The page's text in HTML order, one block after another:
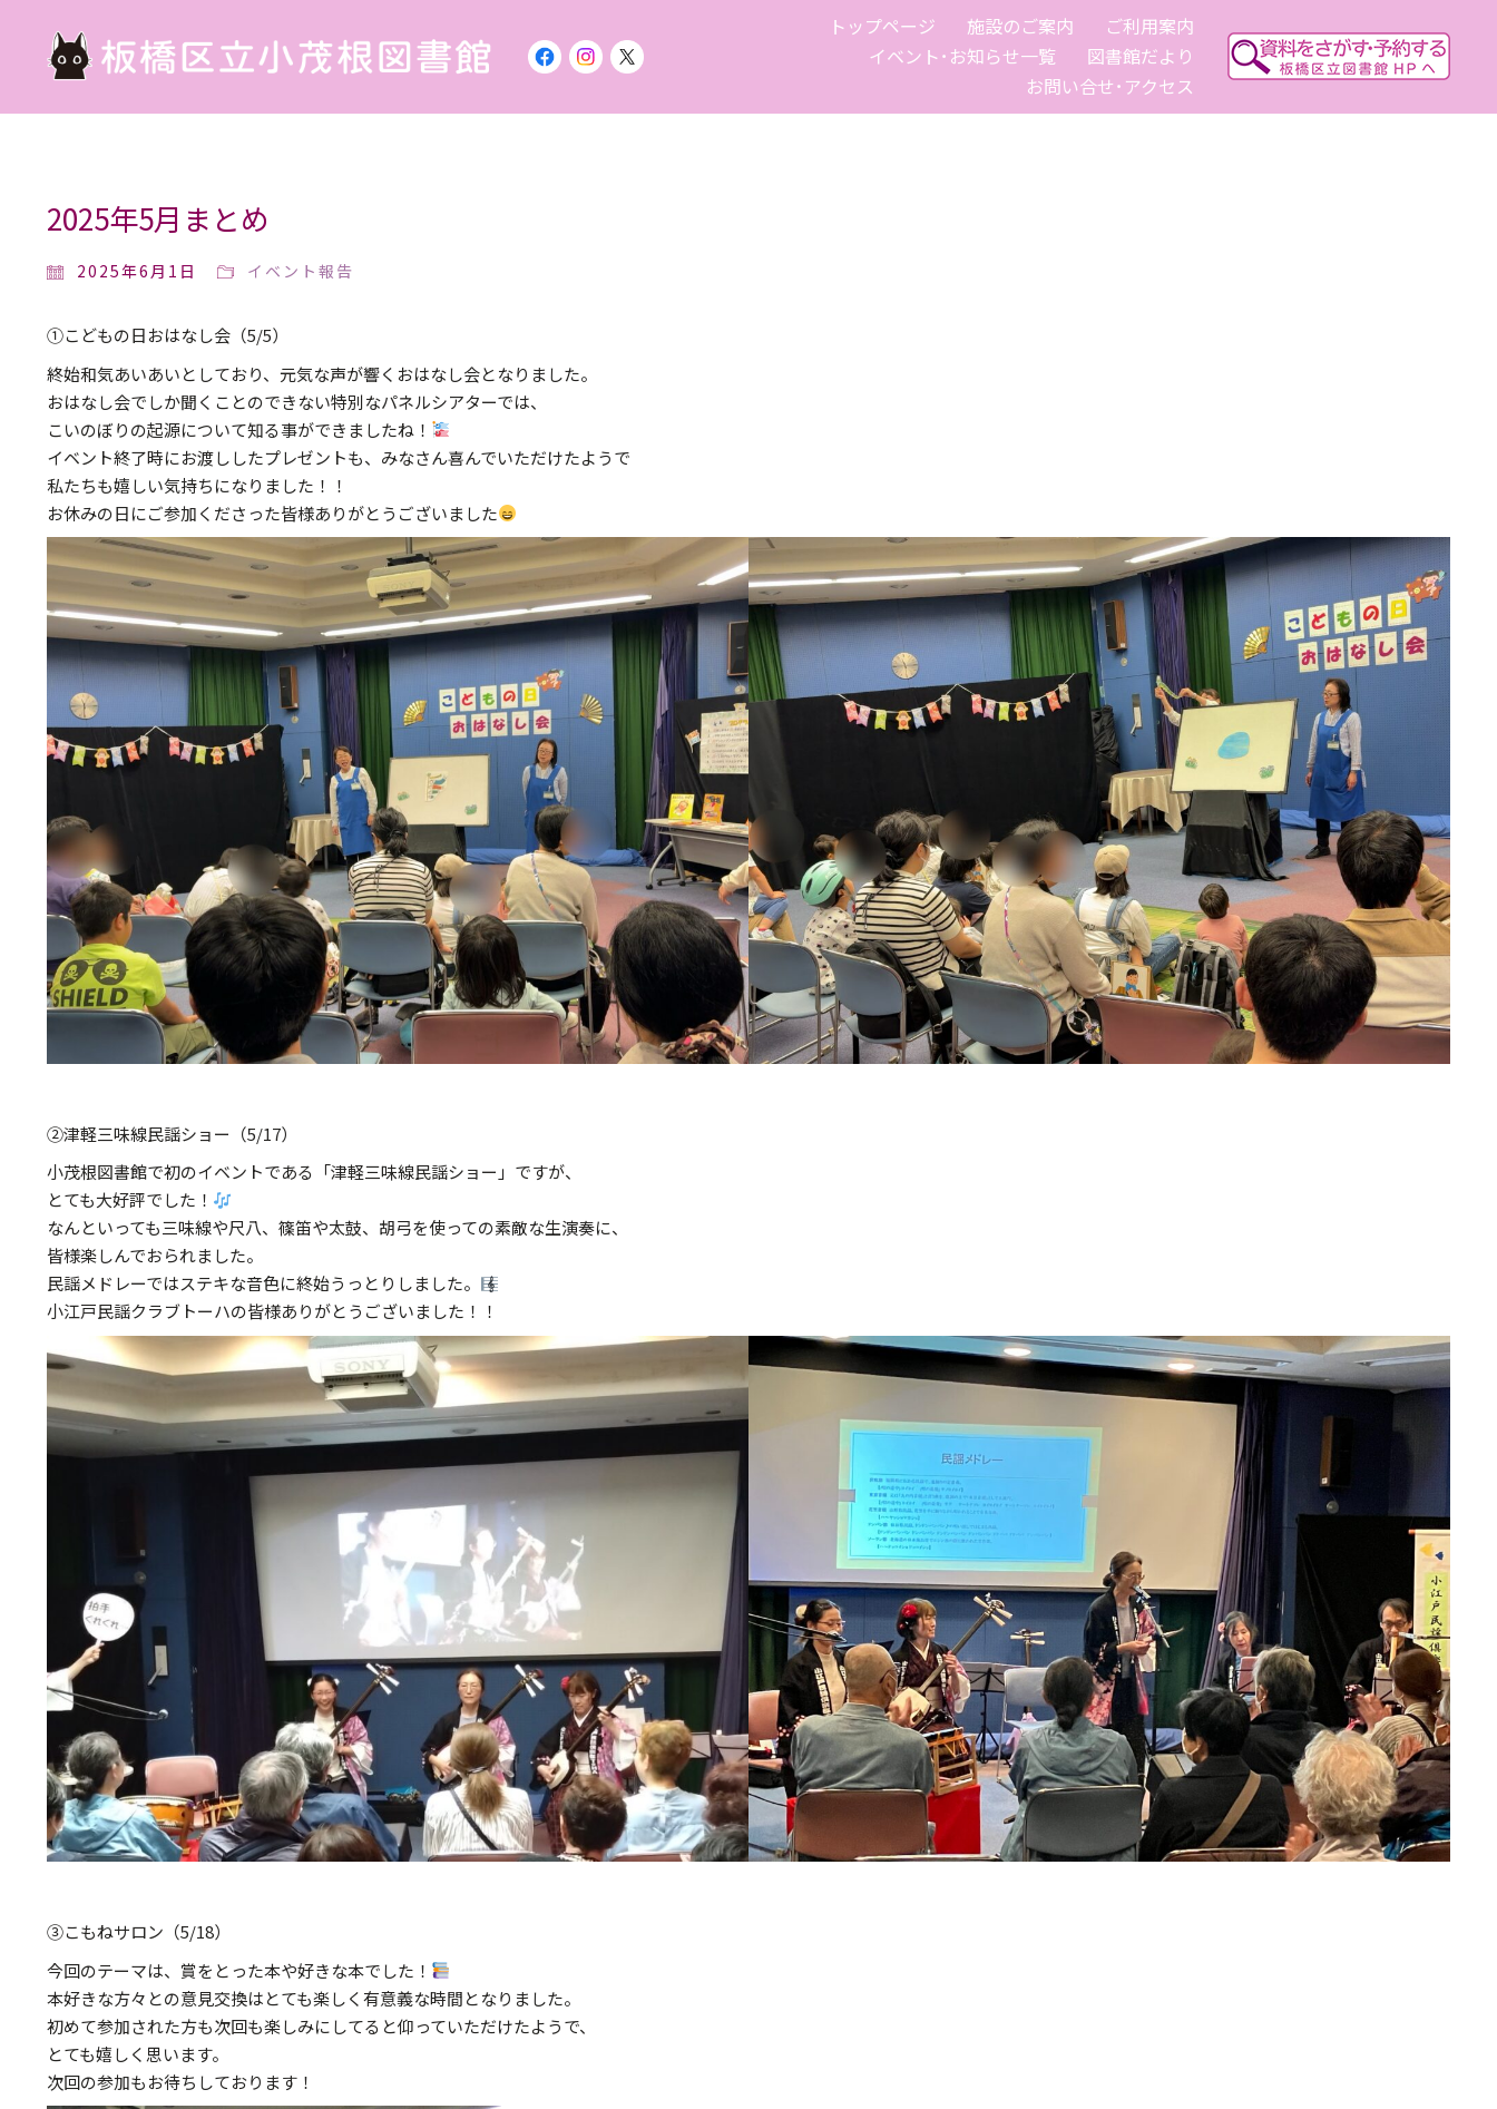
トップページ 施設のご案内
ご利用案内
イベント･お知らせ一覧
図書館だより
お問い合せ･アクセス
2025年5月まとめ
2025年6月1日 イベント報告
①こどもの日おはなし会（5/5）
終始和気あいあいとしており、元気な声が響くおはなし会となりました。
おはなし会でしか聞くことのできない特別なパネルシアターでは、
こいのぼりの起源について知る事ができましたね！
イベント終了時にお渡ししたプレゼントも、みなさん喜んでいただけたようで
私たちも嬉しい気持ちになりました！！
お休みの日にご参加くださった皆様ありがとうございました
②津軽三味線民謡ショー（5/17）
小茂根図書館で初のイベントである「津軽三味線民謡ショー」ですが、
とても大好評でした！
なんといっても三味線や尺八、篠笛や太鼓、胡弓を使っての素敵な生演奏に、
皆様楽しんでおられました。
民謡メドレーではステキな音色に終始うっとりしました。
小江戸民謡クラブトーハの皆様ありがとうございました！！
③こもねサロン（5/18）
今回のテーマは、賞をとった本や好きな本でした！
本好きな方々との意見交換はとても楽しく有意義な時間となりました。
初めて参加された方も次回も楽しみにしてると仰っていただけたようで、
とても嬉しく思います。
次回の参加もお待ちしております！